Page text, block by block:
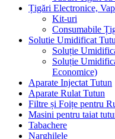
Țigări Electronice,
Kit-uri
Consumabile
Solutie Umidificat
Soluție
Soluție
Economice)
Aparate Injectat Tutun
Aparate Rulat Tutun
Filtre și Foițe pentru
Masini pentru taiat
Tabachere
Narghilele